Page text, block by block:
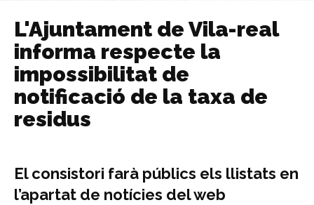
L'Ajuntament de Vila-real
informa respecte la
impossibilitat de
notificació de la taxa de
residus
El consistori farà públics els llistats en
l’apartat de notícies del web